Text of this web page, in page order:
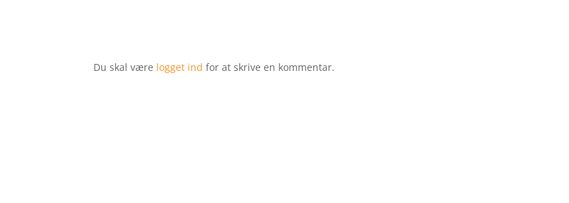
Du skal være logget ind for at skrive en kommentar.